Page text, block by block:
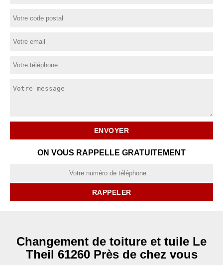
ON VOUS RAPPELLE GRATUITEMENT
Changement de toiture et tuile Le
Theil 61260 Près de chez vous